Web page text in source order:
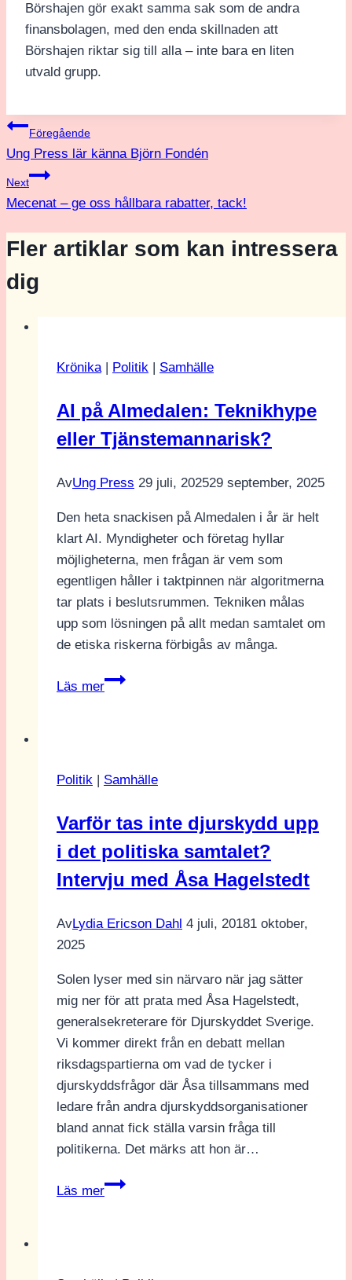
Börshajen gör exakt samma sak som de andra
finansbolagen, med den enda skillnaden att
Börshajen riktar sig till alla – inte bara en liten
utvald grupp.
Inläggsnavigering
Föregående
Ung Press lär känna Björn Fondén
Next
Mecenat – ge oss hållbara rabatter, tack!
Fler artiklar som kan intressera
dig
Krönika| Politik | Samhälle
AI på Almedalen: Teknikhype
eller Tjänstemannarisk?
AvUng Press 29 juli, 202529 september, 2025
Den heta snackisen på Almedalen i år är helt
klart AI. Myndigheter och företag hyllar
möjligheterna, men frågan är vem som
egentligen håller i taktpinnen när algoritmerna
tar plats i beslutsrummen. Tekniken målas
upp som lösningen på allt medan samtalet om
de etiska riskerna förbigås av många.
Läs mer
AI
Tjänstemannarisk?
Politik | Samhälle
Varför tas inte djurskydd upp
i det politiska samtalet?
Intervju med Åsa Hagelstedt
AvLydia Ericson Dahl 4 juli, 20181 oktober,
2025
Solen lyser med sin närvaro när jag sätter
mig ner för att prata med Åsa Hagelstedt,
generalsekreterare för Djurskyddet Sverige.
Vi kommer direkt från en debatt mellan
riksdagspartierna om vad de tycker i
djurskyddsfrågor där Åsa tillsammans med
ledare från andra djurskyddsorganisationer
bland annat fick ställa varsin fråga till
politikerna. Det märks att hon är…
Läs mer
Varför